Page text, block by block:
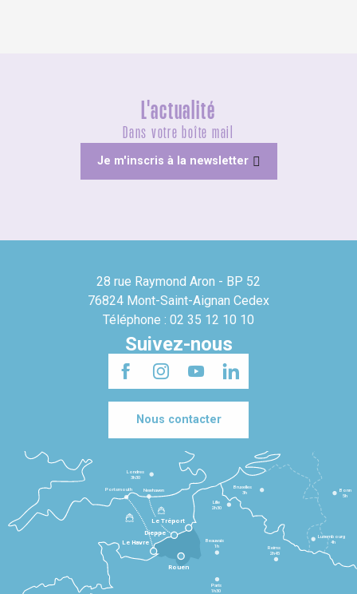
L'actualité
Dans votre boîte mail
Je m'inscris à la newsletter
28 rue Raymond Aron - BP 52
76824 Mont-Saint-Aignan Cedex
Téléphone : 02 35 12 10 10
Suivez-nous
Nous contacter
Le Havre
Dieppe
Le Tréport
Paris
1h30
Beauvais
1h
Reims
2h45
Lille
2h30
Bruxelles
3h
Londres
3h30
Newhaven
Portsmouth
Bonn
5h
Luxembourg
4h
Rouen